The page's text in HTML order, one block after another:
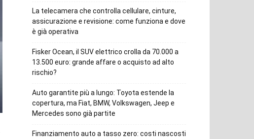
La telecamera che controlla cellulare, cinture,
assicurazione e revisione: come funziona e dove
è già operativa
Fisker Ocean, il SUV elettrico crolla da 70.000 a
13.500 euro: grande affare o acquisto ad alto
rischio?
Auto garantite più a lungo: Toyota estende la
copertura, ma Fiat, BMW, Volkswagen, Jeep e
Mercedes sono già partite
Finanziamento auto a tasso zero: costi nascosti